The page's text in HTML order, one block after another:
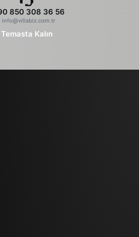
850 308 36 56
info@villabiz.com.tr
Temasta Kalın